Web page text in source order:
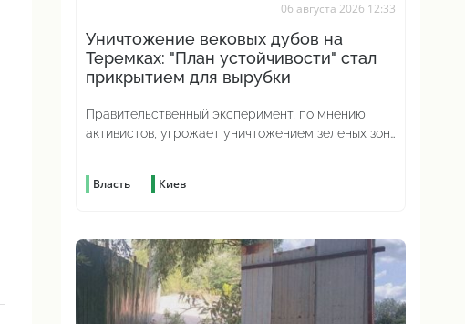
06 августа 2026 12:33
Уничтожение вековых дубов на
Теремках: "План устойчивости" стал
прикрытием для вырубки
Правительственный эксперимент, по мнению
активистов, угрожает уничтожением зеленых зон
Власть Киев